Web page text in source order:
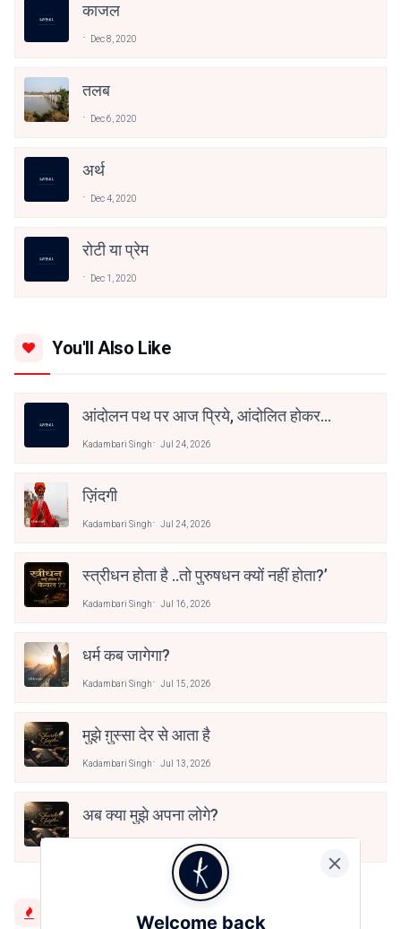
काजल
Dec 8, 2020
तलब
Dec 6, 2020
अर्थ
Dec 4, 2020
रोटी या प्रेम
Dec 1, 2020
You'll Also Like
आंदोलन पथ पर आज प्रिये, आंदोलित होकर
Kadambari Singh Jul 24, 2026
ज़िंदगी
Kadambari Singh Jul 24, 2026
स्त्रीधन होता है ..तो पुरुषधन क्यों नहीं होता?’
Kadambari Singh Jul 16, 2026
धर्म कब जागेगा?
Kadambari Singh Jul 15, 2026
मुझे ग़ुस्सा देर से आता है
Kadambari Singh Jul 13, 2026
अब क्या मुझे अपना लोगे?
Jul 12, 2026
Trending NowWelcome back